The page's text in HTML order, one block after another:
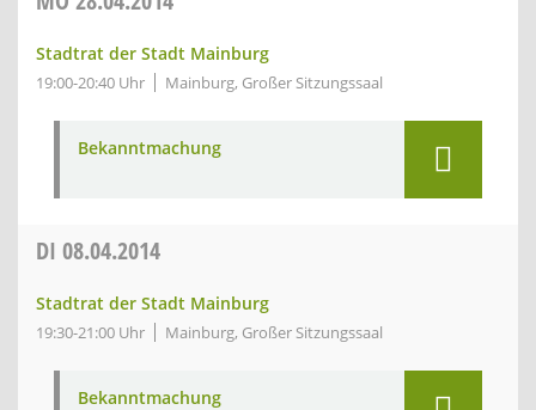
Stadtrat der Stadt Mainburg
19:00-20:40 Uhr Mainburg, Großer Sitzungssaal
Bekanntmachung
DI 08.04.2014
Stadtrat der Stadt Mainburg
19:30-21:00 Uhr Mainburg, Großer Sitzungssaal
Bekanntmachung